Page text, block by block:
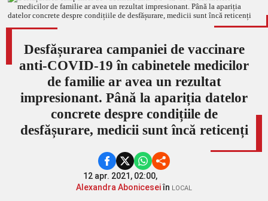
Desfășurarea campaniei de vaccinare
anti-COVID-19 în cabinetele medicilor
de familie ar avea un rezultat
impresionant. Până la apariția datelor
concrete despre condițiile de
desfășurare, medicii sunt încă reticenți
12 apr. 2021, 02:00,
Alexandra Aboniceseiîn LOCAL